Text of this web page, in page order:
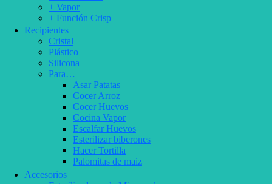
+ Vapor
+ Función Crisp
Recipientes
Cristal
Plástico
Silicona
Para…
Asar Patatas
Cocer Arroz
Cocer Huevos
Cocina Vapor
Escalfar Huevos
Esterilizar biberones
Hacer Tortilla
Palomitas de maiz
Accesorios